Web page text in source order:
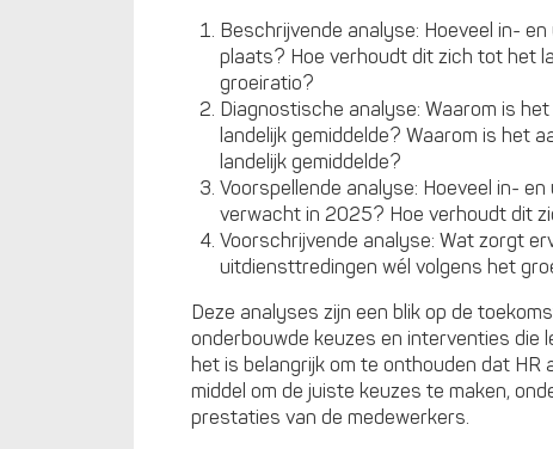
Beschrijvende analyse: Hoeveel in-
plaats? Hoe verhoudt dit zich tot het
groeiratio?
Diagnostische analyse: Waarom is
landelijk gemiddelde? Waarom is het
landelijk gemiddelde?
Voorspellende analyse: Hoeveel in-
verwacht in 2025? Hoe verhoudt dit
Voorschrijvende analyse: Wat zorgt
uitdiensttredingen wél volgens het
Deze analyses zijn een blik op de
onderbouwde keuzes en interventies die
het is belangrijk om te onthouden dat HR
middel om de juiste keuzes te maken,
prestaties van de medewerkers.